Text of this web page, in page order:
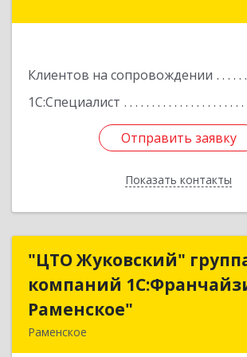
Клиентов на сопровождении
1С:Специалист
Отправить заявку
Показать контакты
Отправить заявку
Назад
"ЦТО Жуковский"
компаний
Раменское"
Раменское
"ЦТО
компаний